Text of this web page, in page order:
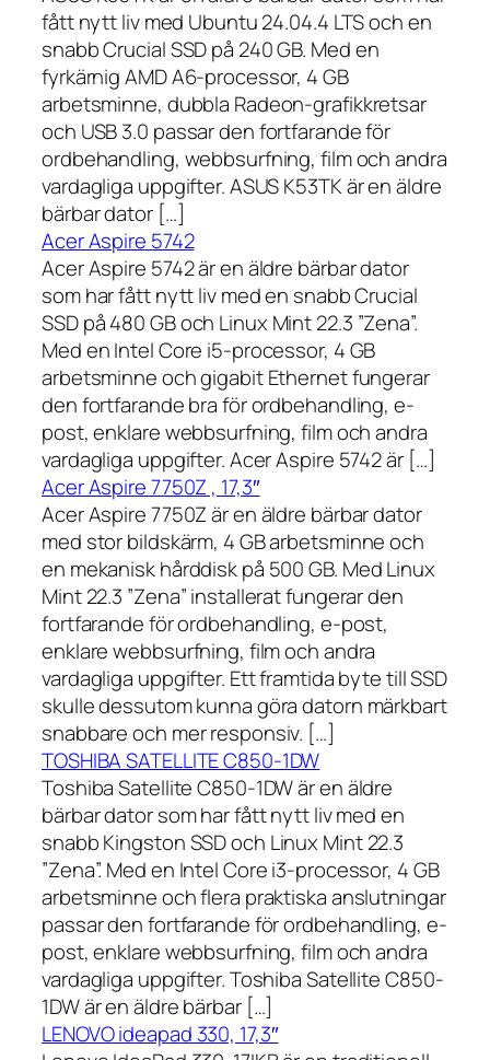
fått nytt liv med Ubuntu 24.04.4 LTS och en
snabb Crucial SSD på 240 GB. Med en
fyrkärnig AMD A6-processor, 4 GB
arbetsminne, dubbla Radeon-grafikkretsar
och USB 3.0 passar den fortfarande för
ordbehandling, webbsurfning, film och andra
vardagliga uppgifter. ASUS K53TK är en äldre
bärbar dator […]
Acer Aspire 5742
Acer Aspire 5742 är en äldre bärbar dator
som har fått nytt liv med en snabb Crucial
SSD på 480 GB och Linux Mint 22.3 ”Zena”.
Med en Intel Core i5-processor, 4 GB
arbetsminne och gigabit Ethernet fungerar
den fortfarande bra för ordbehandling, e-
post, enklare webbsurfning, film och andra
vardagliga uppgifter. Acer Aspire 5742 är […]
Acer Aspire 7750Z , 17,3″
Acer Aspire 7750Z är en äldre bärbar dator
med stor bildskärm, 4 GB arbetsminne och
en mekanisk hårddisk på 500 GB. Med Linux
Mint 22.3 ”Zena” installerat fungerar den
fortfarande för ordbehandling, e-post,
enklare webbsurfning, film och andra
vardagliga uppgifter. Ett framtida byte till SSD
skulle dessutom kunna göra datorn märkbart
snabbare och mer responsiv. […]
TOSHIBA SATELLITE C850-1DW
Toshiba Satellite C850-1DW är en äldre
bärbar dator som har fått nytt liv med en
snabb Kingston SSD och Linux Mint 22.3
”Zena”. Med en Intel Core i3-processor, 4 GB
arbetsminne och flera praktiska anslutningar
passar den fortfarande för ordbehandling, e-
post, enklare webbsurfning, film och andra
vardagliga uppgifter. Toshiba Satellite C850-
1DW är en äldre bärbar […]
LENOVO ideapad 330, 17,3″